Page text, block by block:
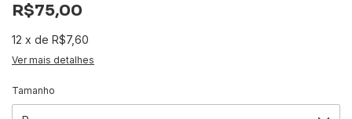
R$75,00
12 x de R$7,60
Ver mais detalhes
Tamanho